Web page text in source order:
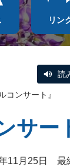
リン
読
コンサート』
サー
11月25日 最